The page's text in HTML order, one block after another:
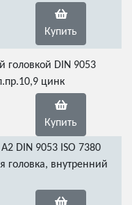
Купить
головкой DIN 9053
цинк
Купить
DIN 9053 ISO 7380
головка, внутренний